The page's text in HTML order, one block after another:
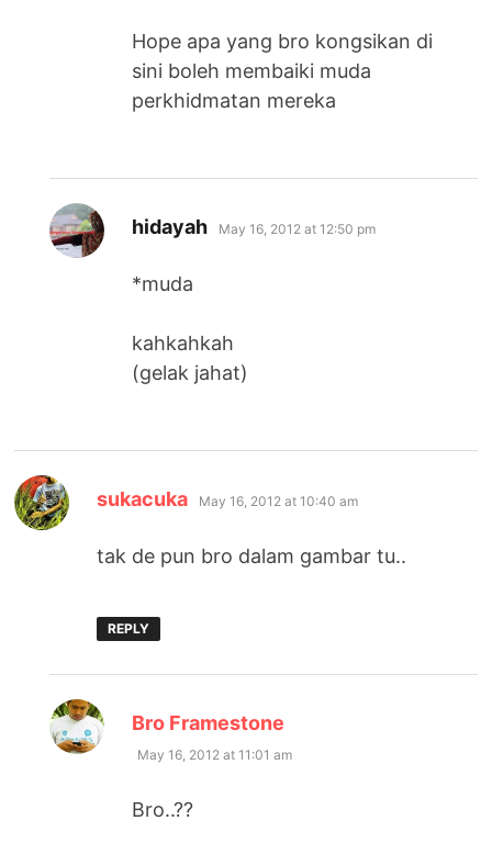
Hope apa yang bro kongsikan di
sini boleh membaiki muda
perkhidmatan mereka
hidayah says:
May 16, 2012 at 12:50 pm
*muda
kahkahkah
(gelak jahat)
sukacuka says:
May 16, 2012 at 10:40 am
tak de pun bro dalam gambar tu..
REPLY
Bro Framestone
May 16, 2012 at 11:01 am
Bro..??